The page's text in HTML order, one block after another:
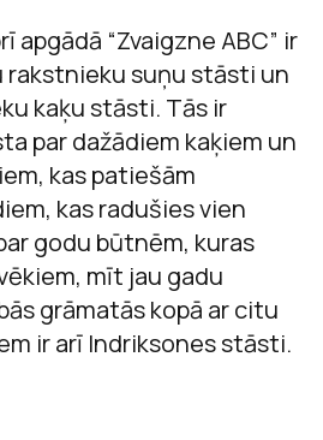
apgādā “Zvaigzne ABC” ir
rakstnieku suņu stāsti un
kaķu stāsti. Tās ir
par dažādiem kaķiem un
kas patiešām
kas radušies vien
godu būtnēm, kuras
mīt jau gadu
grāmatās kopā ar citu
ir arī Indriksones stāsti.